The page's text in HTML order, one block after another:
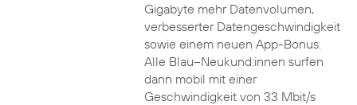
Gigabyte mehr Datenvolumen,
verbesserter Datengeschwindigkeit
sowie einem neuen App-Bonus.
Alle Blau–Neukund:innen surfen
dann mobil mit einer
Geschwindigkeit von 33 Mbit/s